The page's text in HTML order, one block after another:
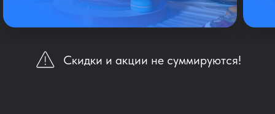
Скидки и акции не суммируются!